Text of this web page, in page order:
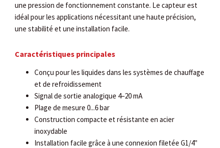
une pression de fonctionnement constante. Le capteur est
idéal pour les applications nécessitant une haute précision,
une stabilité et une installation facile.
Caractéristiques principales
Conçu pour les liquides dans les systèmes de chauffage
et de refroidissement
Signal de sortie analogique 4–20 mA
Plage de mesure 0...6 bar
Construction compacte et résistante en acier
inoxydable
Installation facile grâce à une connexion filetée G1/4"